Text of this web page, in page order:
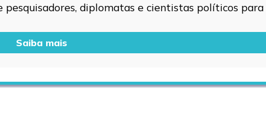
diplomatas e cientistas políticos
Saiba mais